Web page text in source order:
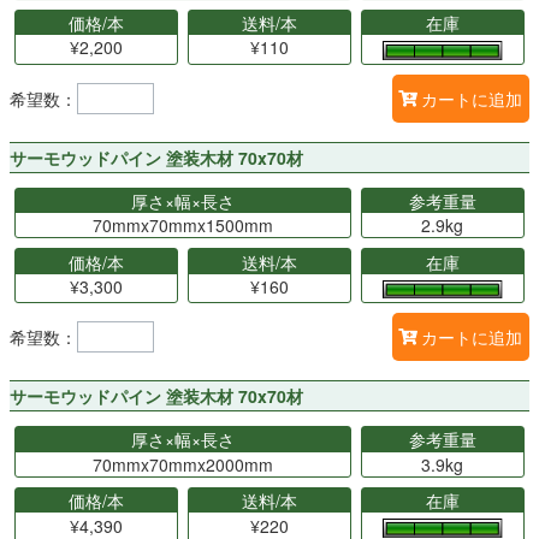
価格/本
¥2,200
送料/本
¥110
在庫
希望数： カートに追加
サーモウッドパイン 塗装木材 70x70材
厚さ×幅×長さ
70mmx70mmx1500mm
参考重量
2.9kg
価格/本
¥3,300
送料/本
¥160
在庫
希望数： カートに追加
サーモウッドパイン 塗装木材 70x70材
厚さ×幅×長さ
70mmx70mmx2000mm
参考重量
3.9kg
価格/本
¥4,390
送料/本
¥220
在庫